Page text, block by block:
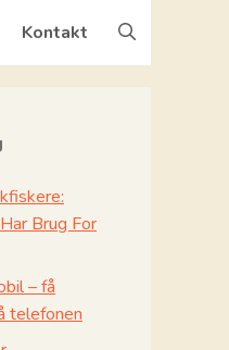
Kontakt
Brug For
– få
telefonen